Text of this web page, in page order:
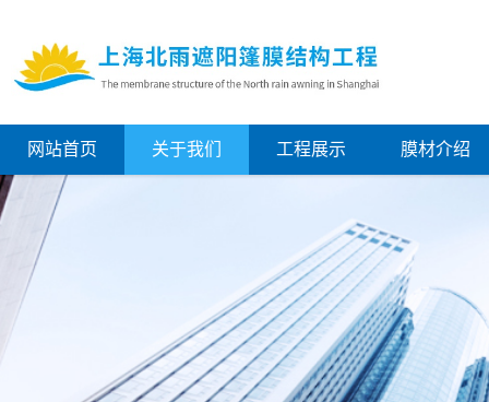
网站首页 关于我们 工程展示 膜材介绍